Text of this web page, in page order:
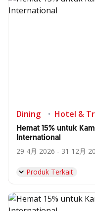
Dining Hotel &
Hemat 15% untuk
International
29 4月 2026 - 31 12月
Produk Terkait